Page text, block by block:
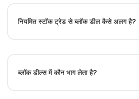
नियमित स्टॉक ट्रेड से ब्लॉक डील कैसे अलग है?
ब्लॉक डील्स में कौन भाग लेता है?